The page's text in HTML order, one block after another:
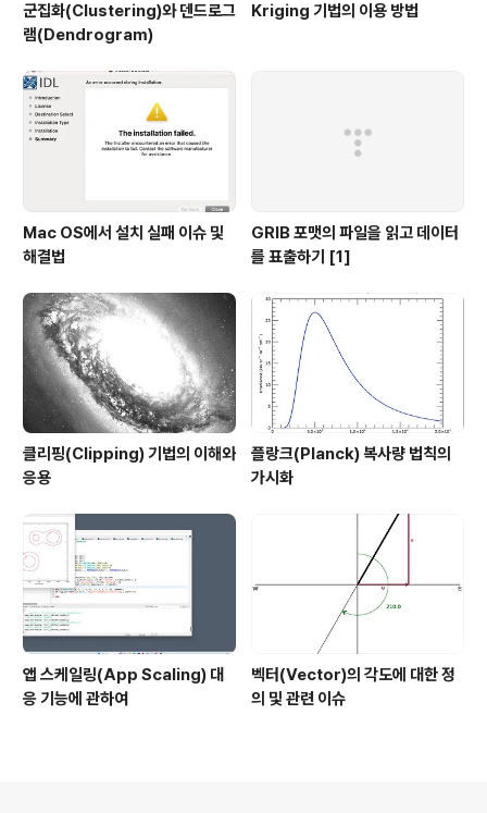
군집화(Clustering)와 덴드로그
램(Dendrogram)
Kriging 기법의 이용 방법
Mac OS에서 설치 실패 이슈 및
해결법
GRIB 포맷의 파일을 읽고 데이터
를 표출하기 [1]
클리핑(Clipping) 기법의 이해와
응용
플랑크(Planck) 복사량 법칙의
가시화
앱 스케일링(App Scaling) 대
응 기능에 관하여
벡터(Vector)의 각도에 대한 정
의 및 관련 이슈